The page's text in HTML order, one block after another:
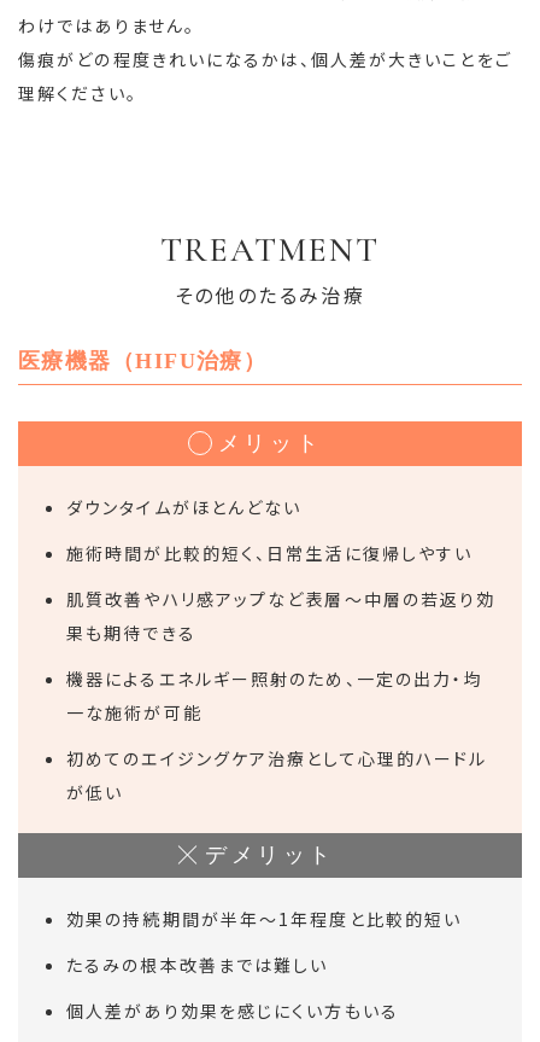
わけではありません。
傷痕がどの程度きれいになるかは、個人差が大きいことをご
理解ください。
TREATMENT
その他のたるみ治療
医療機器（HIFU治療）
メリット
ダウンタイムがほとんどない
施術時間が比較的短く、日常生活に復帰しやすい
肌質改善やハリ感アップなど表層～中層の若返り効
果も期待できる
機器によるエネルギー照射のため、一定の出力・均
一な施術が可能
初めてのエイジングケア治療として心理的ハードル
が低い
デメリット
効果の持続期間が半年〜1年程度と比較的短い
たるみの根本改善までは難しい
個人差があり効果を感じにくい方もいる